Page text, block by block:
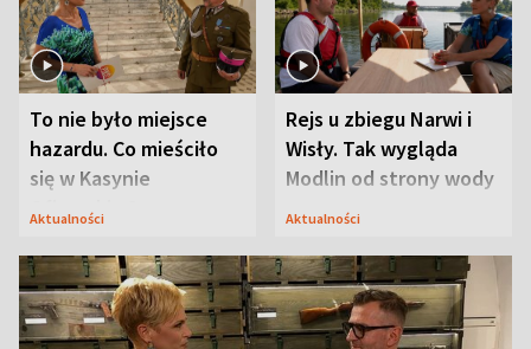
To nie było miejsce
hazardu. Co mieściło
się w Kasynie
Oficerskim?
Aktualności
Rejs u zbiegu Narwi i
Wisły. Tak wygląda
Modlin od strony wody
Aktualności